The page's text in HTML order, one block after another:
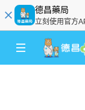
德昌藥局
立刻使用官方